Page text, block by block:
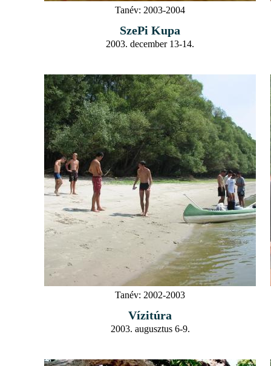
Tanév: 2003-2004
SzePi Kupa
2003. december 13-14.
Tanév: 2002-2003
Vízitúra
2003. augusztus 6-9.